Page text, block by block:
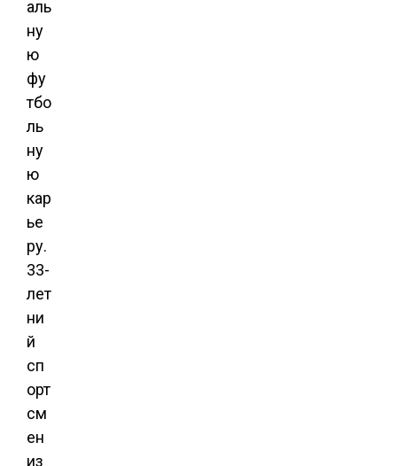
аль
ну
ю
фу
тбо
ль
ну
ю
кар
ье
ру.
33-
лет
ни
й
сп
орт
см
ен
из